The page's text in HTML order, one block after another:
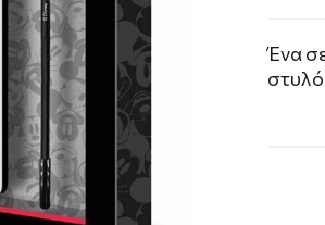
Ένα